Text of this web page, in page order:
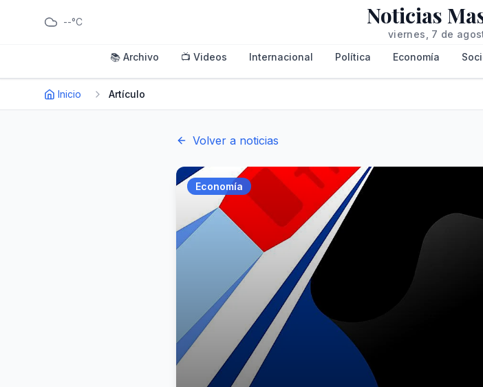
--°C Noticias
viernes, 7 de
📚 Archivo 📺 Videos Internacional Política Economía
Inicio Artículo
Volver a noticias
Economía